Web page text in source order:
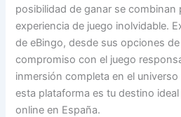
posibilidad de ganar se combinan
experiencia de juego inolvidable.
de eBingo, desde sus opciones
compromiso con el juego
inmersión completa en el
esta plataforma es tu destino
online en España.